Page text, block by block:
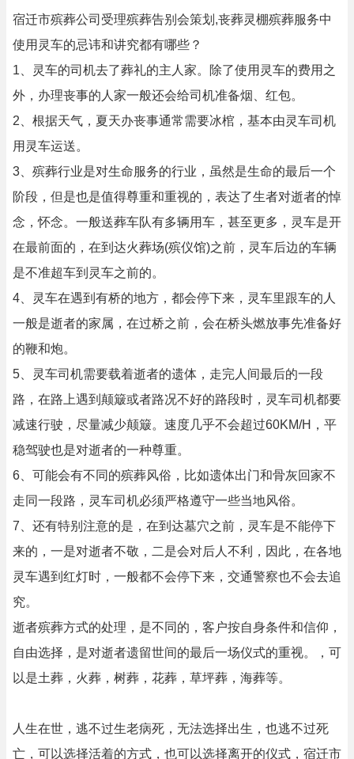
宿迁市殡葬公司受理殡葬告别会策划,丧葬灵棚殡葬服务中
使用灵车的忌讳和讲究都有哪些？
1、灵车的司机去了葬礼的主人家。除了使用灵车的费用之
外，办理丧事的人家一般还会给司机准备烟、红包。
2、根据天气，夏天办丧事通常需要冰棺，基本由灵车司机
用灵车运送。
3、殡葬行业是对生命服务的行业，虽然是生命的最后一个
阶段，但是也是值得尊重和重视的，表达了生者对逝者的悼
念，怀念。一般送葬车队有多辆用车，甚至更多，灵车是开
在最前面的，在到达火葬场(殡仪馆)之前，灵车后边的车辆
是不准超车到灵车之前的。
4、灵车在遇到有桥的地方，都会停下来，灵车里跟车的人
一般是逝者的家属，在过桥之前，会在桥头燃放事先准备好
的鞭和炮。
5、灵车司机需要载着逝者的遗体，走完人间最后的一段
路，在路上遇到颠簸或者路况不好的路段时，灵车司机都要
减速行驶，尽量减少颠簸。速度几乎不会超过60KM/H，平
稳驾驶也是对逝者的一种尊重。
6、可能会有不同的殡葬风俗，比如遗体出门和骨灰回家不
走同一段路，灵车司机必须严格遵守一些当地风俗。
7、还有特别注意的是，在到达墓穴之前，灵车是不能停下
来的，一是对逝者不敬，二是会对后人不利，因此，在各地
灵车遇到红灯时，一般都不会停下来，交通警察也不会去追
究。
逝者殡葬方式的处理，是不同的，客户按自身条件和信仰，
自由选择，是对逝者遗留世间的最后一场仪式的重视。，可
以是土葬，火葬，树葬，花葬，草坪葬，海葬等。
人生在世，逃不过生老病死，无法选择出生，也逃不过死
亡，可以选择活着的方式，也可以选择离开的仪式，宿迁市